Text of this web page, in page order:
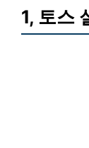
1, 토스